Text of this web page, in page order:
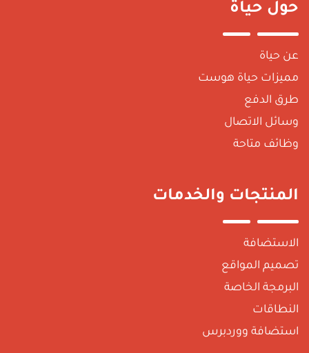
حياة
حياة
حياة هوست
الدفع
الاتصال
متاحة
والخدمات
المواقع
الخاصة
ووردبرس